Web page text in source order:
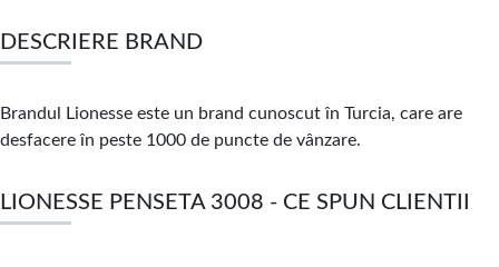
DESCRIERE BRAND
Brandul Lionesse este un brand cunoscut în Turcia, care are
desfacere în peste 1000 de puncte de vânzare.
LIONESSE PENSETA 3008 - CE SPUN CLIENTII